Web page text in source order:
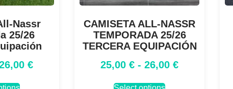
Nassr
25/26
€
CAMISETA ALL-NASSR
TEMPORADA 25/26
TERCERA EQUIPACIÓN
25,00 € - 26,00 €